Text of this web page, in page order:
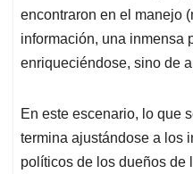
encontraron en el manejo
información, una inmensa
enriqueciéndose, sino de
En este escenario, lo que
termina ajustándose a los
políticos de los dueños de